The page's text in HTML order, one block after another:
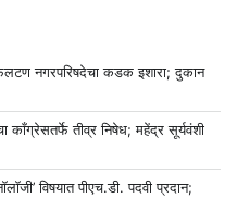
नगरपरिषदेचा कडक इशारा; दुकान
काँग्रेसतर्फे तीव्र निषेध; महेंद्र सूर्यवंशी
विषयात पीएच.डी. पदवी प्रदान;